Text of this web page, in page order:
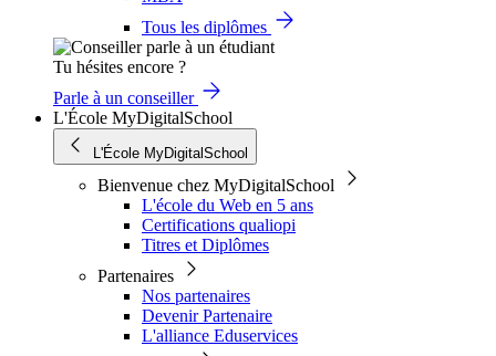
Tous les diplômes
Tu hésites encore ?
Parle à un conseiller
L'École MyDigitalSchool
L'École MyDigitalSchool
Bienvenue chez MyDigitalSchool
L'école du Web en 5 ans
Certifications qualiopi
Titres et Diplômes
Partenaires
Nos partenaires
Devenir Partenaire
L'alliance Eduservices